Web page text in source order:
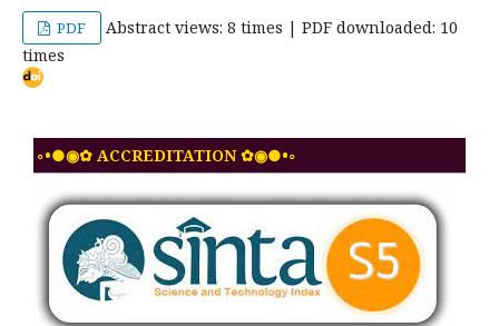
PDF
Abstract views: 8 times | PDF downloaded: 10
times
◦•●◉✿ ACCREDITATION ✿◉●•◦